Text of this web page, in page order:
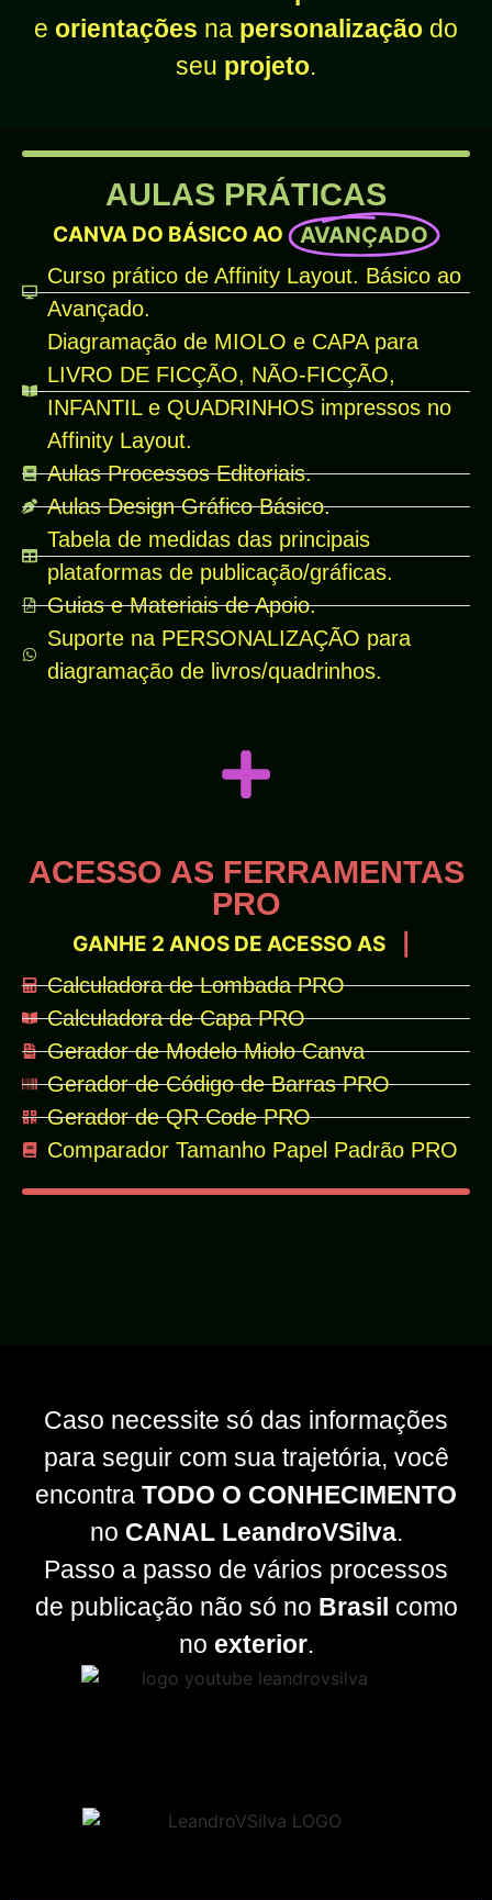
e orientações na personalização do
seu projeto.
AULAS PRÁTICAS
CANVA DO BÁSICO AO AVANÇADO
Curso prático de Affinity Layout. Básico ao
Avançado.
Diagramação de MIOLO e CAPA para
LIVRO DE FICÇÃO, NÃO-FICÇÃO,
INFANTIL e QUADRINHOS impressos no
Affinity Layout.
Aulas Processos Editoriais.
Aulas Design Gráfico Básico.
Tabela de medidas das principais
plataformas de publicação/gráficas.
Guias e Materiais de Apoio.
Suporte na PERSONALIZAÇÃO para
diagramação de livros/quadrinhos.
ACESSO AS FERRAMENTAS
PRO
GANHE 2 ANOS DE ACESSO AS
Calculadora de Lombada PRO
Calculadora de Capa PRO
Gerador de Modelo Miolo Canva
Gerador de Código de Barras PRO
Gerador de QR Code PRO
Comparador Tamanho Papel Padrão PRO
Caso necessite só das informações
para seguir com sua trajetória, você
encontra TODO O CONHECIMENTO
no CANAL LeandroVSilva.
Passo a passo de vários processos
de publicação não só no Brasil como
no exterior.